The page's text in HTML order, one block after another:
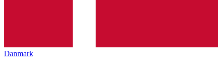
Danmark